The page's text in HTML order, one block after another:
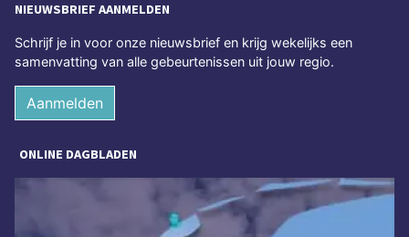
NIEUWSBRIEF AANMELDEN
Schrijf je in voor onze nieuwsbrief en krijg wekelijks een
samenvatting van alle gebeurtenissen uit jouw regio.
Aanmelden
ONLINE DAGBLADEN